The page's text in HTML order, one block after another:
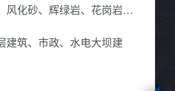
风化砂、辉绿岩、花岗岩、
建筑、市政、水电大坝建